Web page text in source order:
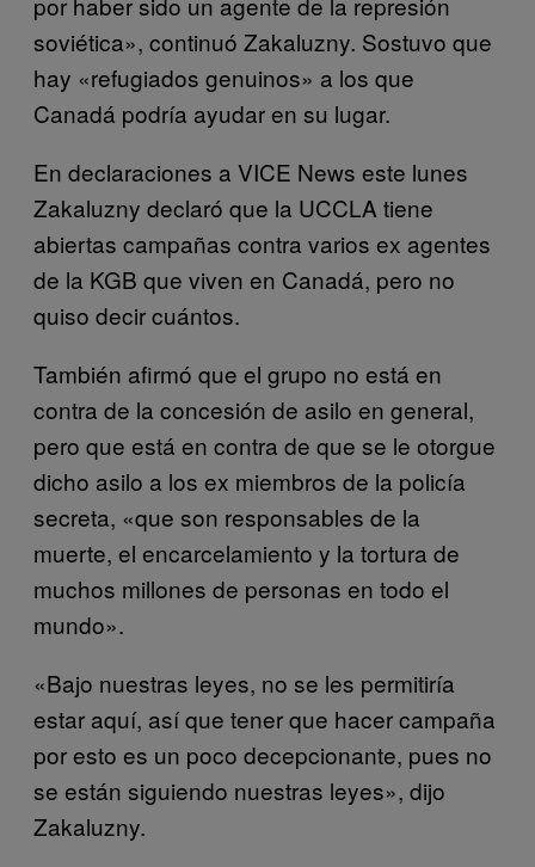
soviética», continuó Zakaluzny. Sostuvo que
hay «refugiados genuinos» a los que
Canadá podría ayudar en su lugar.
En declaraciones a VICE News este lunes
Zakaluzny declaró que la UCCLA tiene
abiertas campañas contra varios ex agentes
de la KGB que viven en Canadá, pero no
quiso decir cuántos.
También afirmó que el grupo no está en
contra de la concesión de asilo en general,
pero que está en contra de que se le otorgue
dicho asilo a los ex miembros de la policía
secreta, «que son responsables de la
muerte, el encarcelamiento y la tortura de
muchos millones de personas en todo el
mundo».
«Bajo nuestras leyes, no se les permitiría
estar aquí, así que tener que hacer campaña
por esto es un poco decepcionante, pues no
se están siguiendo nuestras leyes», dijo
Zakaluzny.